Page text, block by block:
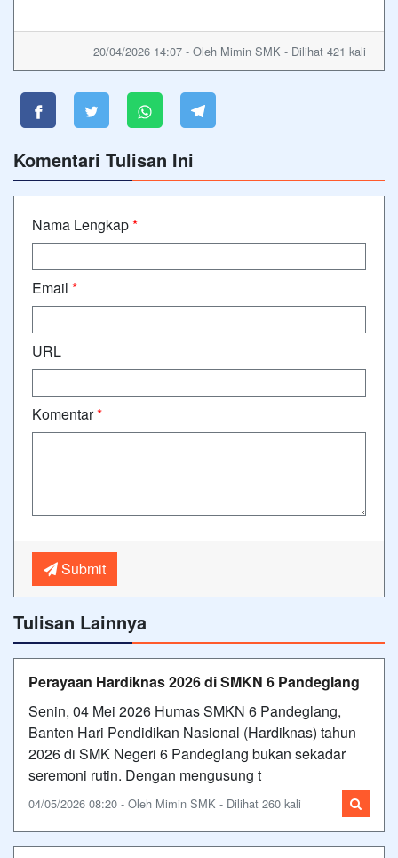
20/04/2026 14:07 - Oleh Mimin SMK - Dilihat 421 kali
Komentari Tulisan Ini
Nama Lengkap*
Email *
URL
Komentar*
Submit
Tulisan Lainnya
Perayaan Hardiknas 2026 di SMKN 6 Pandeglang
Senin, 04 Mei 2026 Humas SMKN 6 Pandeglang,
Banten Hari Pendidikan Nasional (Hardiknas) tahun
2026 di SMK Negeri 6 Pandeglang bukan sekadar
seremoni rutin. Dengan mengusung t
04/05/2026 08:20 - Oleh Mimin SMK - Dilihat 260 kali